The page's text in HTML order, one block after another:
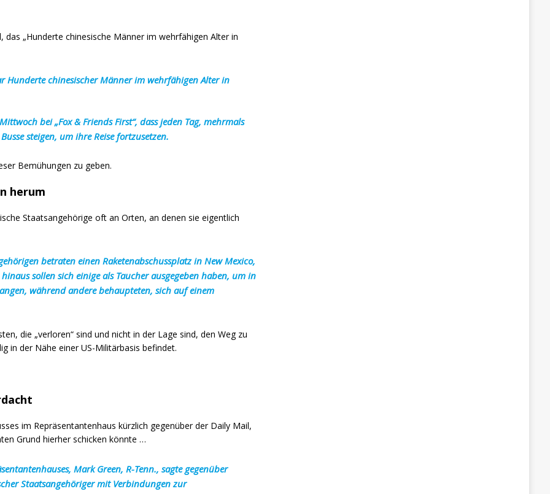
„Hunderte chinesische Männer im wehrfähigen Alter in
Hunderte chinesischer Männer im wehrfähigen Alter in
bei „Fox & Friends First“, dass jeden Tag, mehrmals
steigen, um ihre Reise fortzusetzen.
Bemühungen zu geben.
herum
Staatsangehörige oft an Orten, an denen sie eigentlich
betraten einen Raketenabschussplatz in New Mexico,
sollen sich einige als Taucher ausgegeben haben, um in
während andere behaupteten, sich auf einem
die „verloren“ sind und nicht in der Lage sind, den Weg zu
in der Nähe einer US-Militärbasis befindet.
im Repräsentantenhaus kürzlich gegenüber der Daily Mail,
Grund hierher schicken könnte …
Mark Green, R-Tenn., sagte gegenüber
Staatsangehöriger mit Verbindungen zur